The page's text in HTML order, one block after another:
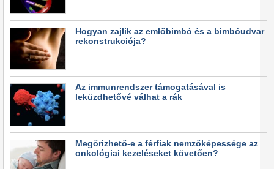
Hogyan zajlik az emlőbimbó és a bimbóudvar
rekonstrukciója?
Az immunrendszer támogatásával is
leküzdhetővé válhat a rák
Megőrizhető-e a férfiak nemzőképessége az
onkológiai kezeléseket követően?